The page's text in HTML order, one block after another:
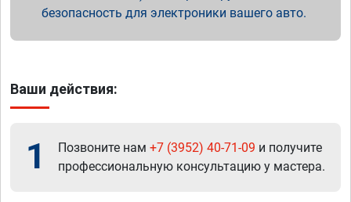
безопасность для электроники вашего авто.
Ваши действия:
1 Позвоните нам +7 (3952) 40-71-09 и получите
профессиональную консультацию у мастера.